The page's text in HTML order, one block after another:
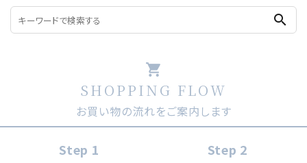
search
shopping_cart
SHOPPING FLOW
お買い物の流れをご案内します
Step 1 Step 2